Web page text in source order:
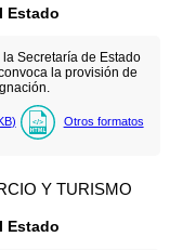
Estado
Secretaría de Estado
la provisión de
) Otros formatos
Y TURISMO
Estado